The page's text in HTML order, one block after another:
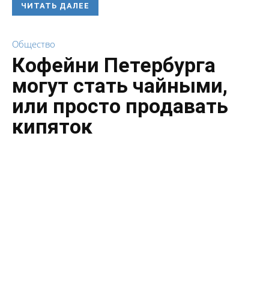
ЧИТАТЬ ДАЛЕЕ
Общество
Кофейни Петербурга
могут стать чайными,
или просто продавать
кипяток